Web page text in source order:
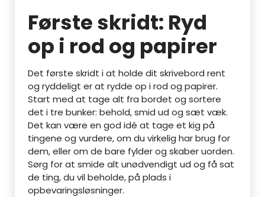
Første skridt: Ryd
op i rod og papirer
Det første skridt i at holde dit skrivebord rent
og ryddeligt er at rydde op i rod og papirer.
Start med at tage alt fra bordet og sortere
det i tre bunker: behold, smid ud og sæt væk.
Det kan være en god idé at tage et kig på
tingene og vurdere, om du virkelig har brug for
dem, eller om de bare fylder og skaber uorden.
Sørg for at smide alt unødvendigt ud og få sat
de ting, du vil beholde, på plads i
opbevaringsløsninger.